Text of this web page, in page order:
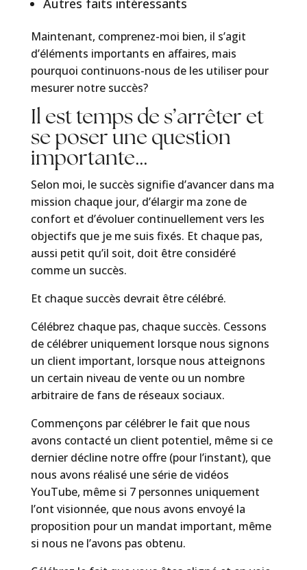
Autres faits intéressants
Maintenant, comprenez-moi bien, il s’agit
d’éléments importants en affaires, mais
pourquoi continuons-nous de les utiliser pour
mesurer notre succès?
Il est temps de s’arrêter et
se poser une question
importante…
Selon moi, le succès signifie d’avancer dans ma
mission chaque jour, d’élargir ma zone de
confort et d’évoluer continuellement vers les
objectifs que je me suis fixés. Et chaque pas,
aussi petit qu’il soit, doit être considéré
comme un succès.
Et chaque succès devrait être célébré.
Célébrez chaque pas, chaque succès. Cessons
de célébrer uniquement lorsque nous signons
un client important, lorsque nous atteignons
un certain niveau de vente ou un nombre
arbitraire de fans de réseaux sociaux.
Commençons par célébrer le fait que nous
avons contacté un client potentiel, même si ce
dernier décline notre offre (pour l’instant), que
nous avons réalisé une série de vidéos
YouTube, même si 7 personnes uniquement
l’ont visionnée, que nous avons envoyé la
proposition pour un mandat important, même
si nous ne l’avons pas obtenu.